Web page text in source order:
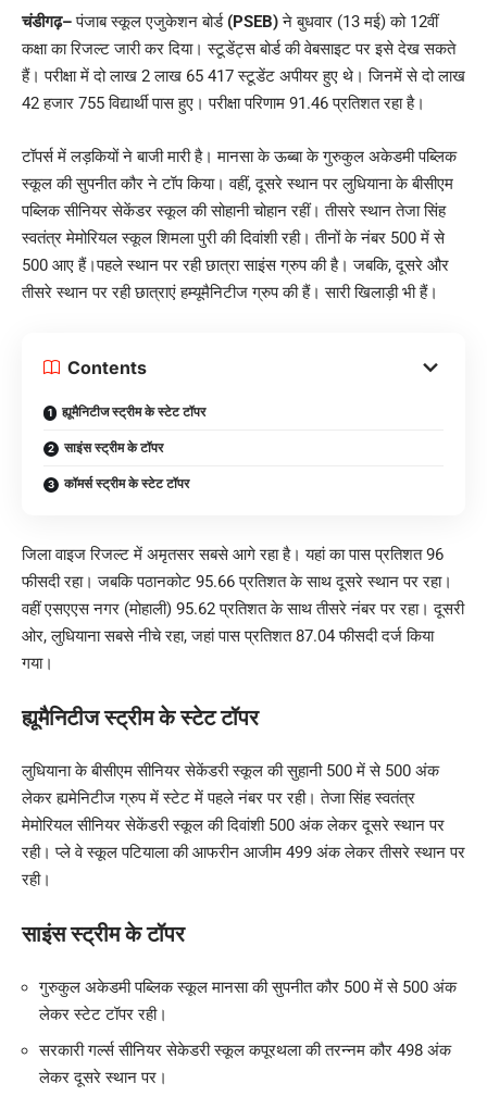
चंडीगढ़– पंजाब स्कूल एजुकेशन बोर्ड (PSEB)ने बुधवार (13 मई) को 12वीं
कक्षा का रिजल्ट जारी कर दिया। स्टूडेंट्स बोर्ड की वेबसाइट पर इसे देख सकते
हैं। परीक्षा में दो लाख 2 लाख 65 417 स्टूडेंट अपीयर हुए थे। जिनमें से दो लाख
42 हजार 755 विद्यार्थी पास हुए। परीक्षा परिणाम 91.46 प्रतिशत रहा है।
टॉपर्स में लड़कियों ने बाजी मारी है। मानसा के ऊब्बा के गुरुकुल अकेडमी पब्लिक
स्कूल की सुपनीत कौर ने टॉप किया। वहीं, दूसरे स्थान पर लुधियाना के बीसीएम
पब्लिक सीनियर सेकेंडर स्कूल की सोहानी चोहान रहीं। तीसरे स्थान तेजा सिंह
स्वतंत्र मेमोरियल स्कूल शिमला पुरी की दिवांशी रही। तीनों के नंबर 500 में से
500 आए हैं।पहले स्थान पर रही छात्रा साइंस ग्रुप की है। जबकि, दूसरे और
तीसरे स्थान पर रही छात्राएं हम्यूमैनिटीज ग्रुप की हैं। सारी खिलाड़ी भी हैं।
Contents
ह्यूमैनिटीज स्ट्रीम के स्टेट टॉपर
साइंस स्ट्रीम के टॉपर
कॉमर्स स्ट्रीम के स्टेट टॉपर
जिला वाइज रिजल्ट में अमृतसर सबसे आगे रहा है। यहां का पास प्रतिशत 96
फीसदी रहा। जबकि पठानकोट 95.66 प्रतिशत के साथ दूसरे स्थान पर रहा।
वहीं एसएएस नगर (मोहाली) 95.62 प्रतिशत के साथ तीसरे नंबर पर रहा। दूसरी
ओर, लुधियाना सबसे नीचे रहा, जहां पास प्रतिशत 87.04 फीसदी दर्ज किया
गया।
ह्यूमैनिटीज स्ट्रीम के स्टेट टॉपर
लुधियाना के बीसीएम सीनियर सेकेंडरी स्कूल की सुहानी 500 में से 500 अंक
लेकर ह्यमेनिटीज ग्रुप में स्टेट में पहले नंबर पर रही। तेजा सिंह स्वतंत्र
मेमोरियल सीनियर सेकेंडरी स्कूल की दिवांशी 500 अंक लेकर दूसरे स्थान पर
रही। प्ले वे स्कूल पटियाला की आफरीन आजीम 499 अंक लेकर तीसरे स्थान पर
रही।
साइंस स्ट्रीम के टॉपर
गुरुकुल अकेडमी पब्लिक स्कूल मानसा की सुपनीत कौर 500 में से 500 अंक
लेकर स्टेट टॉपर रही।
सरकारी गर्ल्स सीनियर सेकेडरी स्कूल कपूरथला की तरन्नम कौर 498 अंक
लेकर दूसरे स्थान पर।